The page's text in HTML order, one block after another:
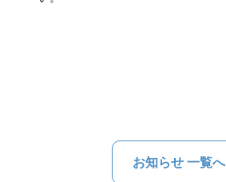
お知らせ 一覧へ